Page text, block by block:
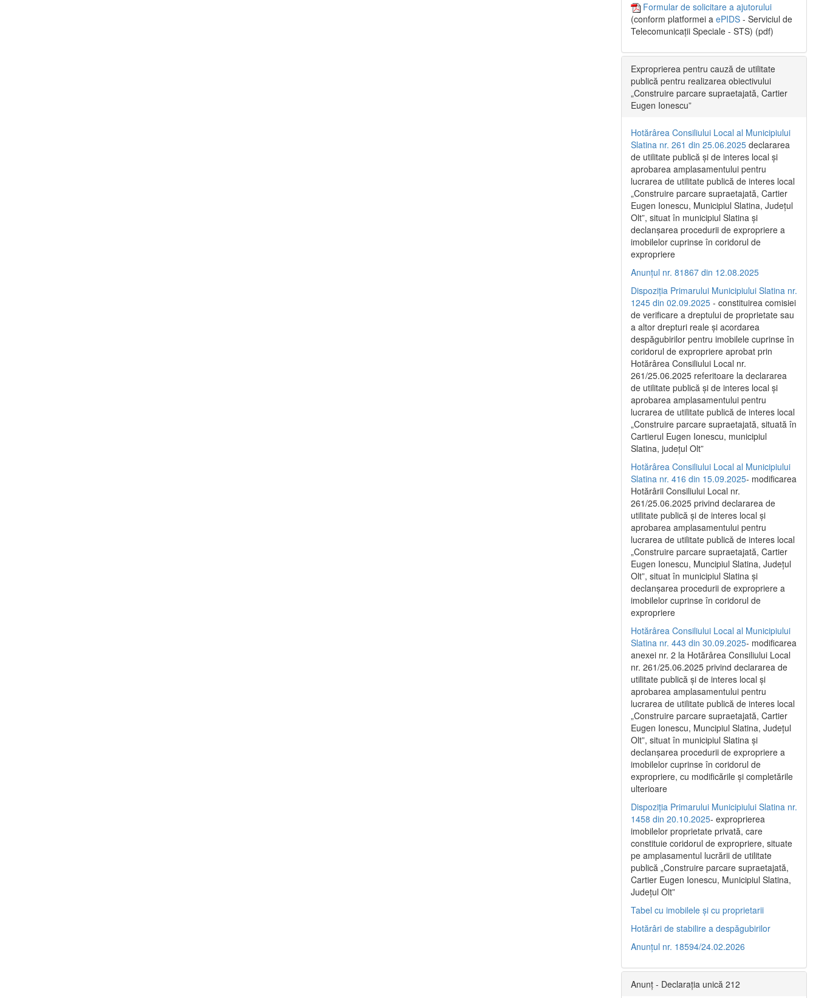
Formular de solicitare a ajutorului
(conform platformei a ePIDS - Serviciul de
Telecomunicații Speciale - STS) (pdf)
Exproprierea pentru cauză de utilitate
publică pentru realizarea obiectivului
„Construire parcare supraetajată, Cartier
Eugen Ionescu”
Hotărârea Consiliului Local al Municipiului
Slatina nr. 261 din 25.06.2025 declararea
de utilitate publică și de interes local și
aprobarea amplasamentului pentru
lucrarea de utilitate publică de interes local
„Construire parcare supraetajată, Cartier
Eugen Ionescu, Municipiul Slatina, Județul
Olt”, situat în municipiul Slatina și
declanșarea procedurii de expropriere a
imobilelor cuprinse în coridorul de
expropriere
Anunțul nr. 81867 din 12.08.2025
Dispoziția Primarului Municipiului Slatina nr.
1245 din 02.09.2025 - constituirea comisiei
de verificare a dreptului de proprietate sau
a altor drepturi reale și acordarea
despăgubirilor pentru imobilele cuprinse în
coridorul de expropriere aprobat prin
Hotărârea Consiliului Local nr.
261/25.06.2025 referitoare la declararea
de utilitate publică și de interes local și
aprobarea amplasamentului pentru
lucrarea de utilitate publică de interes local
„Construire parcare supraetajată, situată în
Cartierul Eugen Ionescu, municipiul
Slatina, județul Olt”
Hotărârea Consiliului Local al Municipiului
Slatina nr. 416 din 15.09.2025- modificarea
Hotărârii Consiliului Local nr.
261/25.06.2025 privind declararea de
utilitate publică și de interes local și
aprobarea amplasamentului pentru
lucrarea de utilitate publică de interes local
„Construire parcare supraetajată, Cartier
Eugen Ionescu, Muncipiul Slatina, Județul
Olt”, situat în municipiul Slatina și
declanșarea procedurii de expropriere a
imobilelor cuprinse în coridorul de
expropriere
Hotărârea Consiliului Local al Municipiului
Slatina nr. 443 din 30.09.2025- modificarea
anexei nr. 2 la Hotărârea Consiliului Local
nr. 261/25.06.2025 privind declararea de
utilitate publică şi de interes local şi
aprobarea amplasamentului pentru
lucrarea de utilitate publică de interes local
„Construire parcare supraetajată, Cartier
Eugen Ionescu, Muncipiul Slatina, Judeţul
Olt”, situat în municipiul Slatina şi
declanşarea procedurii de expropriere a
imobilelor cuprinse în coridorul de
expropriere, cu modificările şi completările
ulterioare
Dispoziția Primarului Municipiului Slatina nr.
1458 din 20.10.2025- exproprierea
imobilelor proprietate privată, care
constituie coridorul de expropriere, situate
pe amplasamentul lucrării de utilitate
publică „Construire parcare supraetajată,
Cartier Eugen Ionescu, Municipiul Slatina,
Județul Olt”
Tabel cu imobilele și cu proprietarii
Hotărâri de stabilire a despăgubirilor
Anunțul nr. 18594/24.02.2026
Anunț - Declarația unică 212